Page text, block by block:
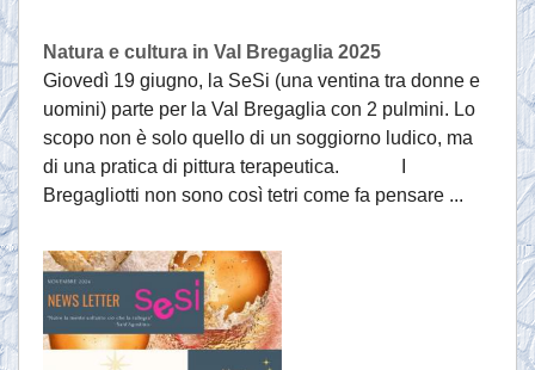
Natura e cultura in Val Bregaglia 2025
Giovedì 19 giugno, la SeSi (una ventina tra donne e
uomini) parte per la Val Bregaglia con 2 pulmini. Lo
scopo non è solo quello di un soggiorno ludico, ma
di una pratica di pittura terapeutica. I
Bregagliotti non sono così tetri come fa pensare ...